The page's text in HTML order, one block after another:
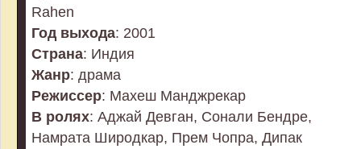
Rahen
Год выхода: 2001
Страна: Индия
Жанр: драма
Режиссер: Махеш Манджрекар
В ролях: Аджай Девган, Сонали Бендре,
Намрата Широдкар, Прем Чопра, Дипак